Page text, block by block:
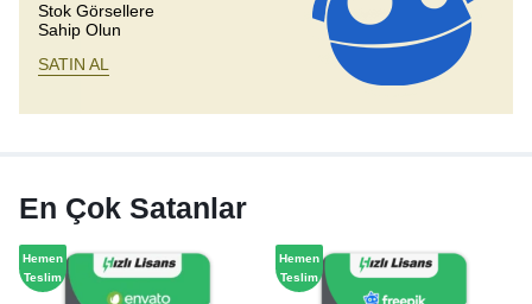
Stok Görsellere
Sahip Olun
SATIN AL
En Çok Satanlar
Hemen
Teslim
Hemen
Teslim